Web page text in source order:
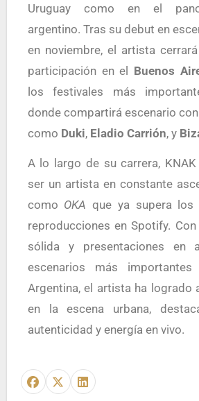
Uruguay como en el
argentino. Tras su debut en
en noviembre, el artista
participación en el Buenos
los festivales más
donde compartirá escenario
como Duki, Eladio Carrión, y
A lo largo de su carrera,
ser un artista en constante
como OKA que ya supera
reproducciones en Spotify.
sólida y presentaciones en
escenarios más
Argentina, el artista ha logrado
en la escena urbana,
autenticidad y energía en vivo.